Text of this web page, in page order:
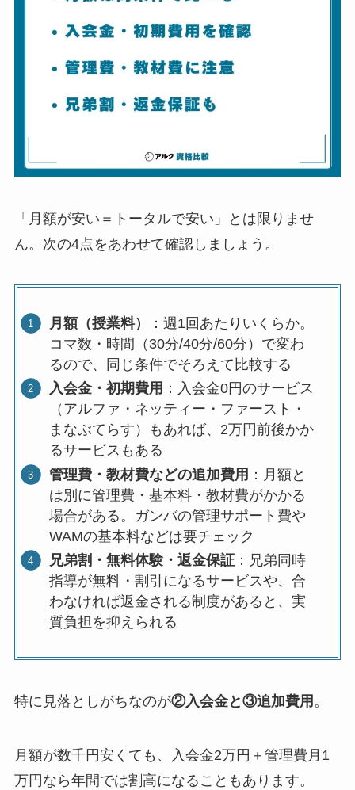
「月額が安い＝トータルで安い」とは限りませ
ん。次の4点をあわせて確認しましょう。
月額（授業料）
：週1回あたりいくらか。
コマ数・時間（30分/40分/60分）で変わ
るので、同じ条件でそろえて比較する
入会金・初期費用 ：入会金0円のサービス
（アルファ・ネッティー・ファースト・
まなぶてらす）もあれば、2万円前後かか
るサービスもある
管理費・教材費などの追加費用 ：月額と
は別に管理費・基本料・教材費がかかる
場合がある。ガンバの管理サポート費や
WAMの基本料などは要チェック
兄弟割・無料体験・返金保証 ：兄弟同時
指導が無料・割引になるサービスや、合
わなければ返金される制度があると、実
質負担を抑えられる
特に見落としがちなのが②入会金と③追加費用 。
月額が数千円安くても、入会金2万円＋管理費月1
万円なら年間では割高になることもあります。